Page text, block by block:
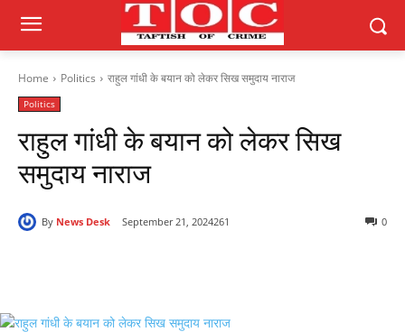
Home Politics राहुल गांधी के बयान को लेकर सिख समुदाय नाराज
Politics
राहुल गांधी के बयान को लेकर सिख
समुदाय नाराज
By News Desk September 21, 2024 0
261